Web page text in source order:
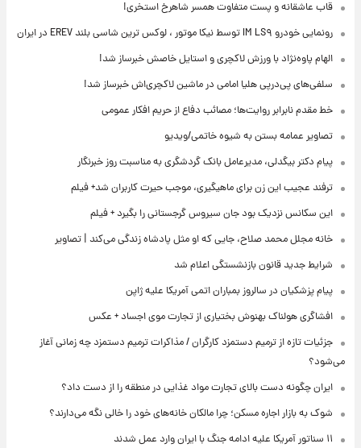
قاب عاشقانه و پست متفاوت همسر شاهرخ استخری!
رونمایی خودرو IM LS۹ توسط نیکا موتور ، لوکس ترین شاسی بلند EREV در ایران
الهام پاوه‌نژاد با ورزش لاکچری و استایل خاصش خبرساز شد!
سلفی‌های پی‌درپی هلیا امامی در ماشین لاکچری‌اش خبرساز شد!
خط مقدم نابرابر روایت‌ها؛ مصائب دفاع از حریم افکار عمومی
تصاویر عمامه بستن به شیوه خاتمی/ویدیو
پیام دکتر بیگدلی، مدیرعامل بانک گردشگری به مناسبت روز خبرنگار
ترفند عجیب این زن برای ماهیگیری، موجب حیرت کاربران شد+ فیلم
این سکانس نزدیک بود جان سیروس گرجستانی را بگیرد + فیلم
خانه مجلل محمد صلاح، جایی که او مثل پادشاه زندگی می‌کند | تصاویر
شرایط جدید قانون بازنشستگی اعلام شد
پیام پزشکیان در سالروز بمباران اتمی آمریکا علیه ژاپن
افشاگری هولناک بهنوش بختیاری از تجارت موی اجساد + عکس
جزئیات تازه از ترمیم دستمزد کارگران / مذاکرات ترمیم دستمزد چه زمانی آغاز
می‌شود؟
ایران چگونه دست بالای تجارت مواد غذایی در منطقه را از دست داد؟
شوک به بازار اجاره مسکن؛ چرا مالکان خانه‌های خود را خالی نگه می‌دارند؟
۱۱ سناتور آمریکا علیه ادامه جنگ با ایران وارد عمل شدند